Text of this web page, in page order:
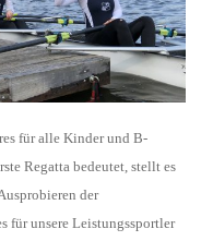
für alle Kinder und B-
Regatta bedeutet, stellt es
der
für unsere Leistungssportler